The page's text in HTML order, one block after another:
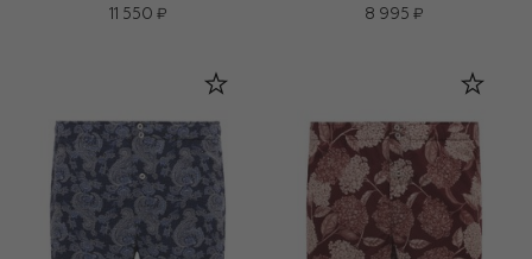
11 550 ₽
8 995 ₽